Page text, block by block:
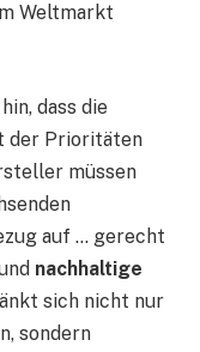
Weltmarkt
dass die
der Prioritäten
müssen
auf … gerecht
nachhaltige
sich nicht nur
sondern